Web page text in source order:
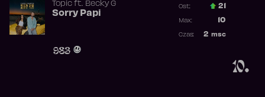
10.
Topicft. Becky G
Sorry Papi
983
Ost.: 21
10
Max:
2 msc
Czas: